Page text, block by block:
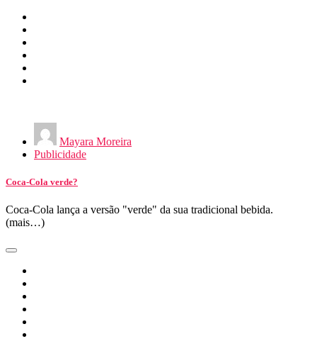
Mayara Moreira
Publicidade
Coca-Cola verde?
Coca-Cola lança a versão "verde" da sua tradicional bebida.
(mais…)